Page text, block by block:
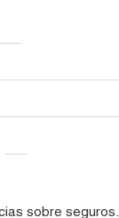
sobre seguros.